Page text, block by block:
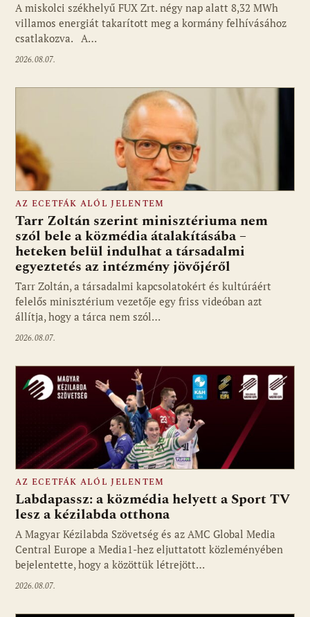
A miskolci székhelyű FUX Zrt. négy nap alatt 8,32 MWh
villamos energiát takarított meg a kormány felhívásához
csatlakozva. A…
2026.08.07.
Fotó: media1.hu
AZ ECETFÁK ALÓL JELENTEM
Tarr Zoltán szerint minisztériuma nem
szól bele a közmédia átalakításába –
heteken belül indulhat a társadalmi
egyeztetés az intézmény jövőjéről
Tarr Zoltán, a társadalmi kapcsolatokért és kultúráért
felelős minisztérium vezetője egy friss videóban azt
állítja, hogy a tárca nem szól…
2026.08.07.
Fotó: media1.hu
AZ ECETFÁK ALÓL JELENTEM
Labdapassz: a közmédia helyett a Sport TV
lesz a kézilabda otthona
A Magyar Kézilabda Szövetség és az AMC Global Media
Central Europe a Media1-hez eljuttatott közleményében
bejelentette, hogy a közöttük létrejött…
2026.08.07.